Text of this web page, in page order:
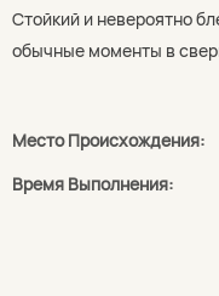
Стойкий и невероятно
обычные моменты в
Место Происхождения:
Время Выполнения: